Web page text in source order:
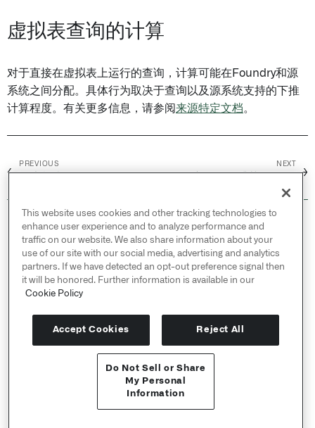
Send feedback
虚拟表查询的计算
对于直接在虚拟表上运行的查询，计算可能在Foundry和源
系统之间分配。具体行为取决于查询以及源系统支持的下推
计算程度。有关更多信息，请参阅来源特定文档。
←
PREVIOUS NEXT
→
© 2026 Palantir Technologies Inc. All rights
reserved.
Cookies Statement ↗
Privacy Statement ↗
Terms of Use ↗
Do Not Sell or Share My Personal Information
This website uses cookies and other tracking technologies to
enhance user experience and to analyze performance and
traffic on our website. We also share information about your
use of our site with our social media, advertising and analytics
partners. If we have detected an opt-out preference signal then
it will be honored. Further information is available in our
Cookie Policy
Accept Cookies Reject All
Do Not Sell or Share
My Personal
Information